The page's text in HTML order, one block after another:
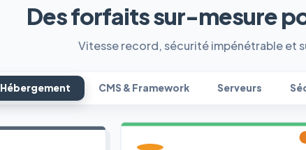
Des forfaits sur-mesure
Vitesse record, sécurité impénétrable et
Hébergement CMS & Framework Serveurs